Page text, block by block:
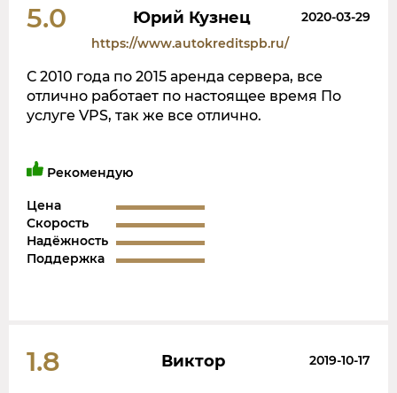
5.0 Юрий Кузнец
2020-03-29
https://www.autokreditspb.ru/
С 2010 года по 2015 аренда сервера, все
отлично работает по настоящее время По
услуге VPS, так же все отлично.
Рекомендую
Цена
Скорость
Надёжность
Поддержка
1.8 Виктор 2019-10-17